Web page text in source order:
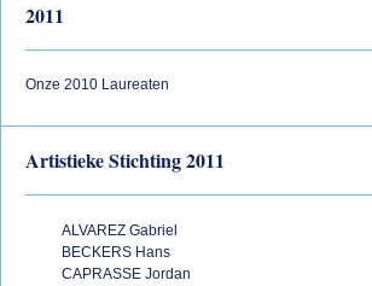
2011
Onze 2010 Laureaten
Artistieke Stichting 2011
ALVAREZ Gabriel
BECKERS Hans
CAPRASSE Jordan